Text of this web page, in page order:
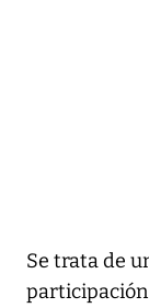
Se trata de